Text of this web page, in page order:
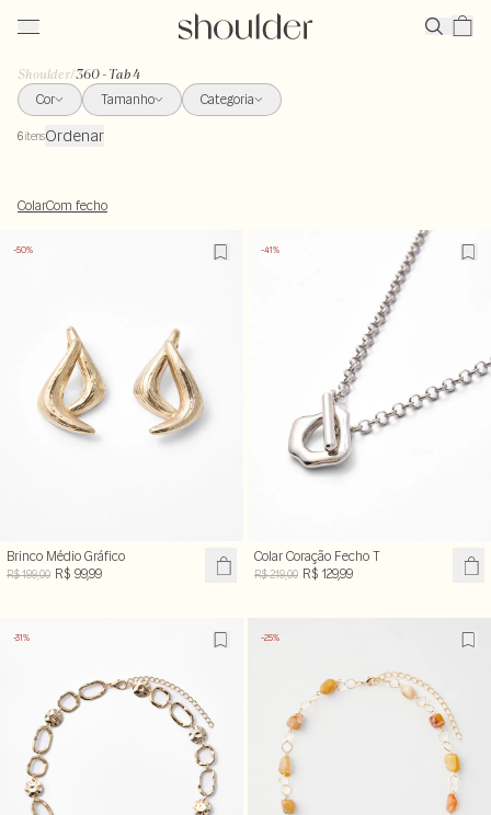
Shoulder/360 - Tab 4
Cor
Tamanho Categoria
6itensOrdenar
ColarCom fecho
-50%
Brinco Médio Gráfico
R$ 199,00 R$ 99,99
-41%
Colar Coração Fecho T
R$ 219,00 R$ 129,99
-31% -25%